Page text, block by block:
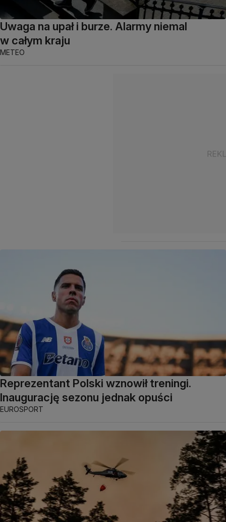
Uwaga na upał i burze. Alarmy niemal
w całym kraju
METEO
Reprezentant Polski wznowił treningi.
Inaugurację sezonu jednak opuści
EUROSPORT